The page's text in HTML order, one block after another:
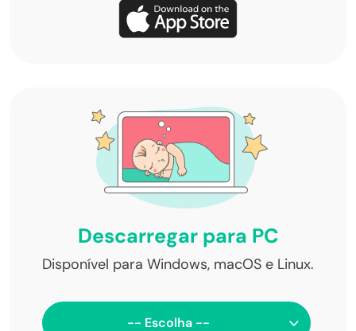
Descarregar para PC
Disponível para Windows, macOS e Linux.
-- Escolha --